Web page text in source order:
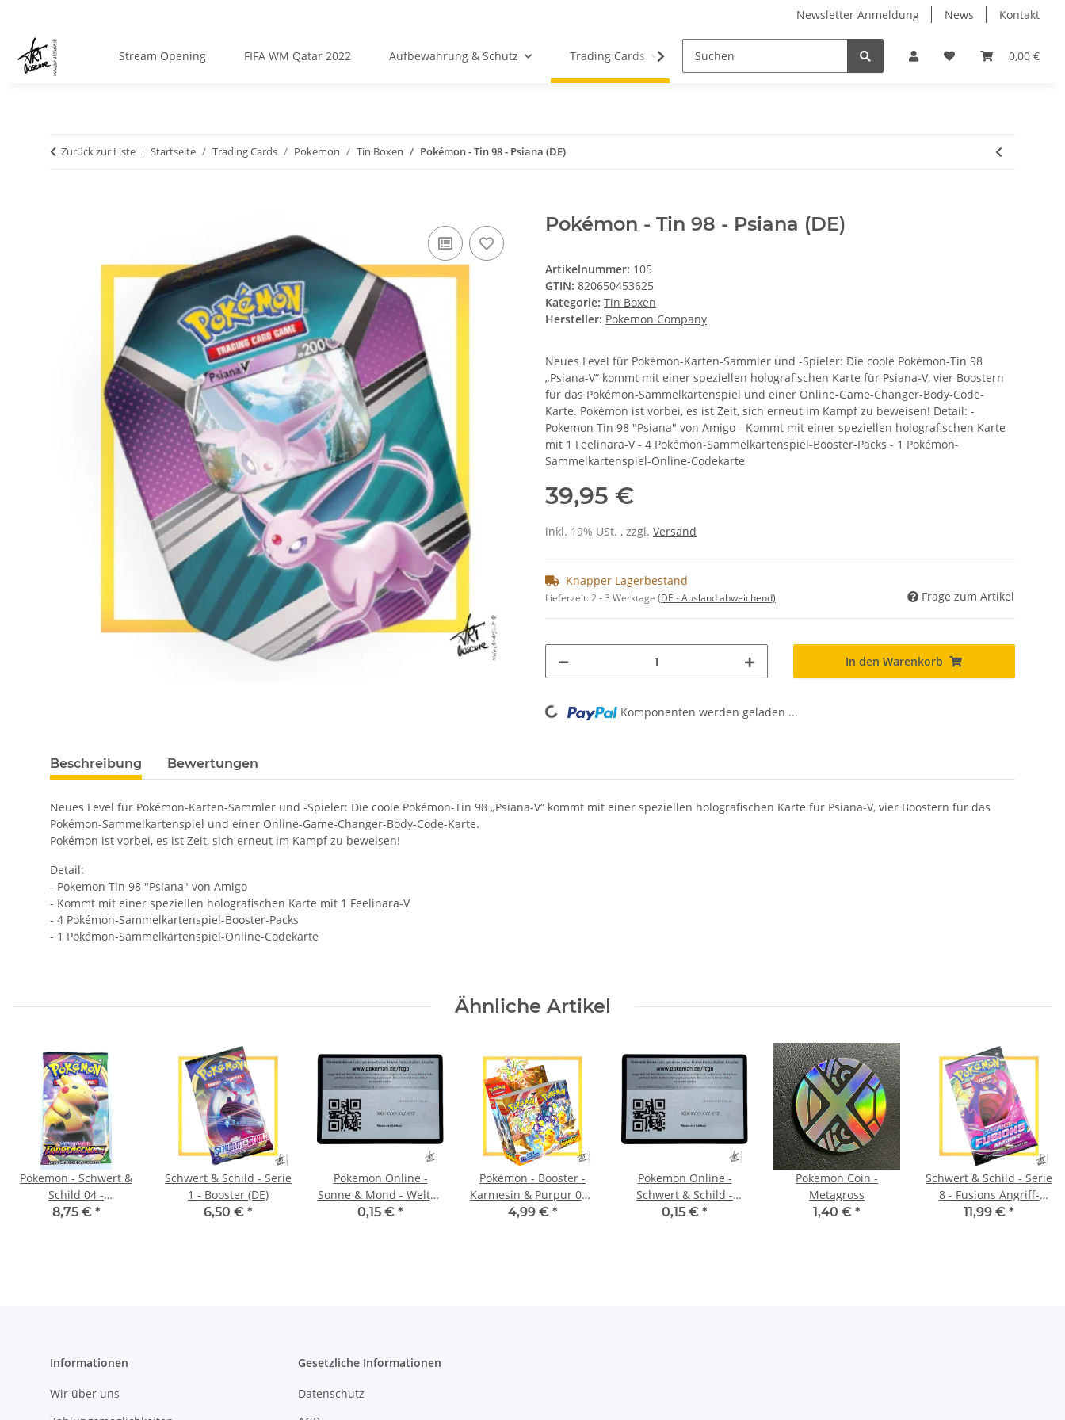
Newsletter Anmeldung News Kontakt
0,00 €
Stream Opening FIFA WM Qatar 2022 Aufbewahrung & Schutz Trading Cards Würfel / Dices Mineralien und Edelsteine
Zurück zur Liste Startseite Trading Cards Pokemon Tin Boxen Pokémon - Tin 98 - Psiana (DE)
Pokémon - Tin 98 - Psiana (DE)
Artikelnummer: 105
GTIN: 820650453625
Kategorie: Tin Boxen
Hersteller: Pokemon Company
Neues Level für Pokémon-Karten-Sammler und -Spieler: Die coole Pokémon-Tin 98
„Psiana-V“ kommt mit einer speziellen holografischen Karte für Psiana-V, vier Boostern
für das Pokémon-Sammelkartenspiel und einer Online-Game-Changer-Body-Code-
Karte. Pokémon ist vorbei, es ist Zeit, sich erneut im Kampf zu beweisen! Detail: -
Pokemon Tin 98 "Psiana" von Amigo - Kommt mit einer speziellen holografischen Karte
mit 1 Feelinara-V - 4 Pokémon-Sammelkartenspiel-Booster-Packs - 1 Pokémon-
Sammelkartenspiel-Online-Codekarte
39,95 €
inkl. 19% USt. , zzgl. Versand
Knapper Lagerbestand
Lieferzeit:2 - 3 Werktage (DE - Ausland abweichend) Frage zum Artikel
In den Warenkorb
Loading... Komponenten werden geladen ...
Beschreibung Bewertungen
Neues Level für Pokémon-Karten-Sammler und -Spieler: Die coole Pokémon-Tin 98 „Psiana-V“ kommt mit einer speziellen holografischen Karte für Psiana-V, vier Boostern für das
Pokémon-Sammelkartenspiel und einer Online-Game-Changer-Body-Code-Karte.
Pokémon ist vorbei, es ist Zeit, sich erneut im Kampf zu beweisen!
Detail:
- Pokemon Tin 98 "Psiana" von Amigo
- Kommt mit einer speziellen holografischen Karte mit 1 Feelinara-V
- 4 Pokémon-Sammelkartenspiel-Booster-Packs
- 1 Pokémon-Sammelkartenspiel-Online-Codekarte
Ähnliche Artikel
Pokemon - Schwert &
Schild 04 -
Farbenschock - Booster
8,75 € *
Schwert & Schild - Serie
1 - Booster (DE)
6,50 € *
Pokemon Online -
Sonne & Mond - Welten
im Wandel
0,15 € *
Pokémon - Booster -
Karmesin & Purpur 08 -
Stürmische Funken
4,99 € *
Pokemon Online -
Schwert & Schild -
Schaurige Herrschaft
0,15 € *
Pokemon Coin -
Metagross
1,40 € *
Schwert & Schild - Serie
8 - Fusions Angriff-
Booster (DE)
11,99 € *
Informationen
Wir über uns
Gesetzliche Informationen
Datenschutz